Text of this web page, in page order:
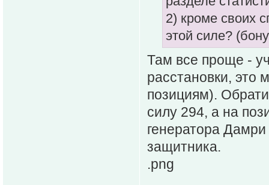
2) кроме своих
этой силе?
Там все проще -
расстановки, это
позициям).
силу 294, а на
генератора
защитника.
.png